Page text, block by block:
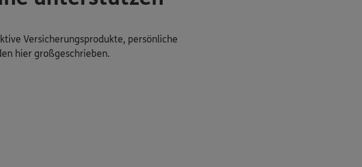
Versicherungsprodukte, persönliche
hier großgeschrieben.